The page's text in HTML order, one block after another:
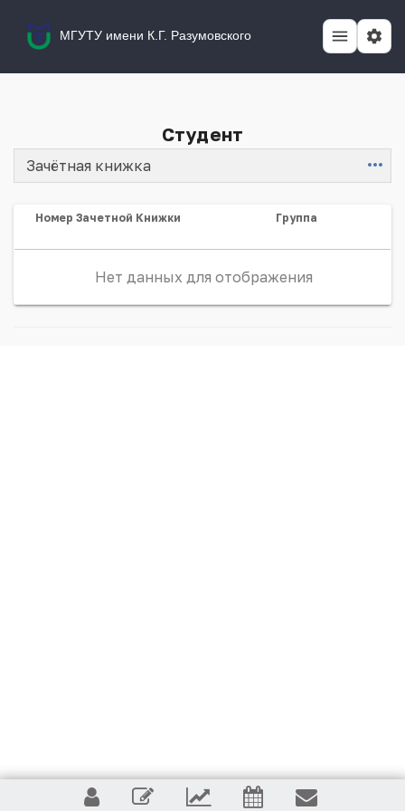
МГУТУ имени К.Г. Разумовского
Студент
Зачётная книжка Item
Номер Зачетной Книжки Группа
Нет данных для отображения